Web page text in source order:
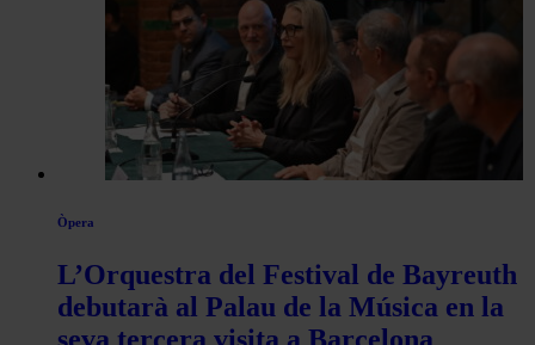
Òpera
L’Orquestra del Festival de Bayreuth
debutarà al Palau de la Música en la